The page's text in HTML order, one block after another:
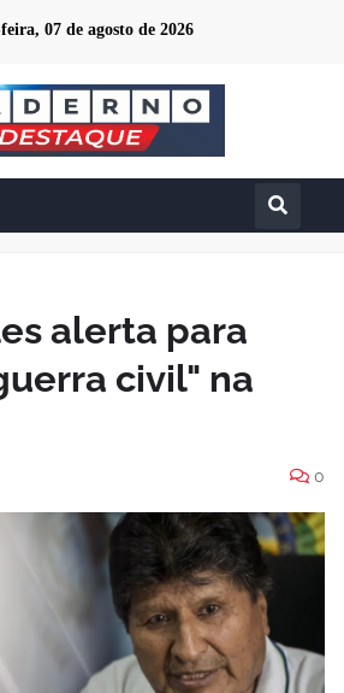
07 de agosto de 2026
alerta para
civil" na
0